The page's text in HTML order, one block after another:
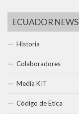
ECUADOR NEWS
Historia
Colaboradores
Media KIT
Código de Ética